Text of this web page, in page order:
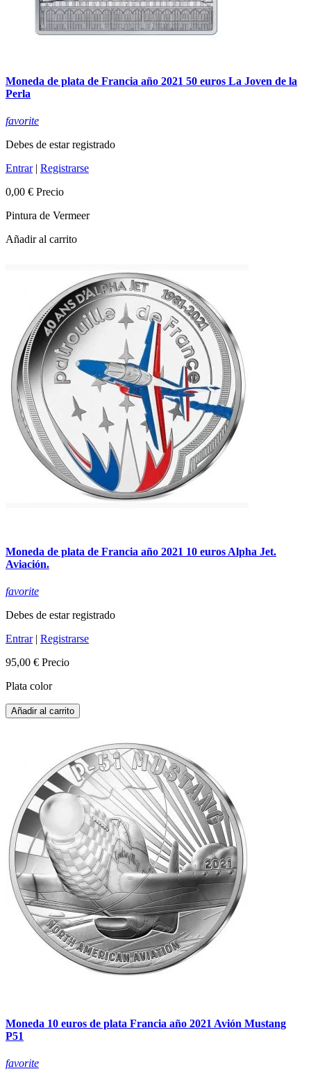
Moneda de plata de Francia año 2021 50 euros La Joven de la
Perla
favorite
Debes de estar registrado
Entrar| Registrarse
0,00 € Precio
Pintura de Vermeer
Añadir al carrito
Moneda de plata de Francia año 2021 10 euros Alpha Jet.
Aviación.
favorite
Debes de estar registrado
Entrar| Registrarse
95,00 € Precio
Plata color
Añadir al carrito
Moneda 10 euros de plata Francia año 2021 Avión Mustang
P51
favorite